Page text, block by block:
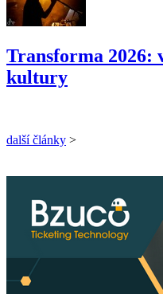
Transforma 2026:
kultury
další články >